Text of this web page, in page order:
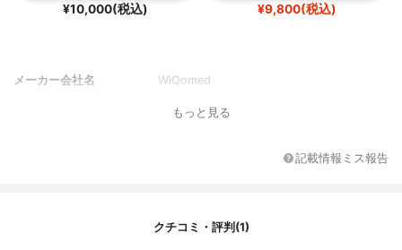
¥10,000(税込) ¥9,800(税込)
メーカー会社名 WiQomed
もっと見る
記載情報ミス報告
クチコミ・評判(1)